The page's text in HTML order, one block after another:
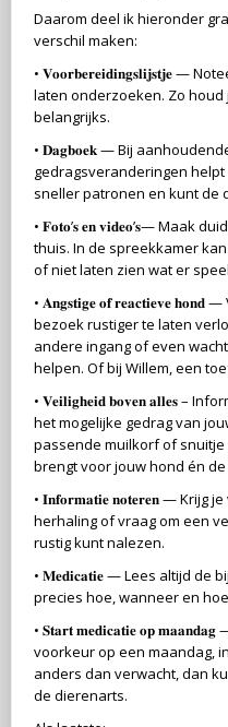
Daarom deel ik hieronder
verschil maken:
• 𝐕𝐨𝐨𝐫𝐛𝐞𝐫𝐞𝐢𝐝𝐢𝐧𝐠𝐬𝐥𝐢𝐣𝐬𝐭𝐣𝐞 —
laten onderzoeken. Zo
belangrijks.
• 𝐃𝐚𝐠𝐛𝐨𝐞𝐤 — Bij
gedragsveranderingen
sneller patronen en kunt de
• 𝐅𝐨𝐭𝐨’𝐬 𝐞𝐧 𝐯𝐢𝐝𝐞𝐨’𝐬— Maak
thuis. In de spreekkamer
of niet laten zien wat er
• 𝐀𝐧𝐠𝐬𝐭𝐢𝐠𝐞 𝐨𝐟 𝐫𝐞𝐚𝐜𝐭𝐢𝐞𝐯𝐞
bezoek rustiger te laten
andere ingang of even
helpen. Of bij Willem, een
• 𝐕𝐞𝐢𝐥𝐢𝐠𝐡𝐞𝐢𝐝 𝐛𝐨𝐯𝐞𝐧 𝐚𝐥𝐥𝐞𝐬 –
het mogelijke gedrag van
passende muilkorf of
brengt voor jouw hond én
• 𝐈𝐧𝐟𝐨𝐫𝐦𝐚𝐭𝐢𝐞 𝐧𝐨𝐭𝐞𝐫𝐞𝐧 —
herhaling of vraag om een
rustig kunt nalezen.
• 𝐌𝐞𝐝𝐢𝐜𝐚𝐭𝐢𝐞 — Lees altijd de
precies hoe, wanneer en
• 𝐒𝐭𝐚𝐫𝐭 𝐦𝐞𝐝𝐢𝐜𝐚𝐭𝐢𝐞 𝐨𝐩
voorkeur op een maandag,
anders dan verwacht, dan
de dierenarts.